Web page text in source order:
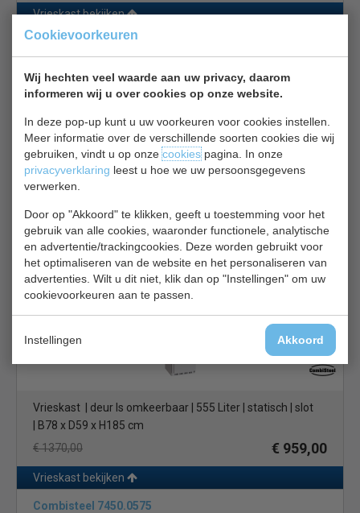
Cookievoorkeuren
Wij hechten veel waarde aan uw privacy, daarom
informeren wij u over cookies op onze website.
In deze pop-up kunt u uw voorkeuren voor cookies instellen.
Meer informatie over de verschillende soorten cookies die wij
gebruiken, vindt u op onzecookiespagina. In onze
privacyverklaring leest u hoe we uw persoonsgegevens
verwerken.
Door op "Akkoord" te klikken, geeft u toestemming voor het
gebruik van alle cookies, waaronder functionele, analytische
en advertentie/trackingcookies. Deze worden gebruikt voor
het optimaliseren van de website en het personaliseren van
advertenties. Wilt u dit niet, klik dan op "Instellingen" om uw
cookievoorkeuren aan te passen.
Instellingen Akkoord
Vrieskast bekijken
Combisteel 7450.0570
Vrieskast | Deur Is Omkeerbaar | 340 Liter | Statisch | RVS |
HF400 | B60 x D59 x H185 cm
€ 1270,00
€ 889,00
Vrieskast bekijken
Combisteel 7450.0576
Vrieskast | deur Is omkeerbaar | 555 Liter | statisch | slot
| B78 x D59 x H185 cm
€ 1370,00
€ 959,00
Vrieskast bekijken
Combisteel 7450.0575